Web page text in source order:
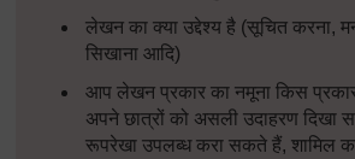
लेखन का क्या उद्देश्य है (सूचित करना,
सिखाना आदि)
आप लेखन प्रकार का नमूना किस
अपने छात्रों को असली उदाहरण दिखा
रूपरेखा उपलब्ध करा सकते हैं,शामिल